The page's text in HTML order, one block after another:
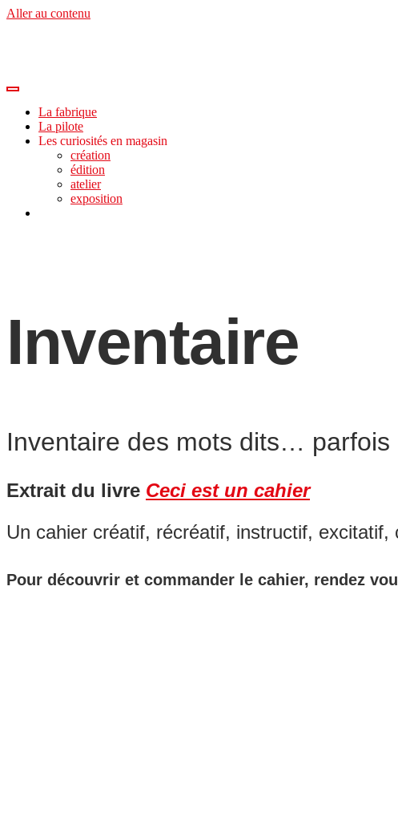
Aller au contenu
La fabrique
La pilote
Les curiosités en magasin
création
édition
atelier
exposition
Inventaire
Inventaire des mots dits… parfois
Extrait du livre Ceci est un cahier
Un cahier créatif, récréatif, instructif,
Pour découvrir et commander le cahier, rendez